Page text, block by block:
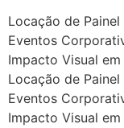
Locação de
Eventos
Impacto Visual
Locação de
Eventos
Impacto Visual